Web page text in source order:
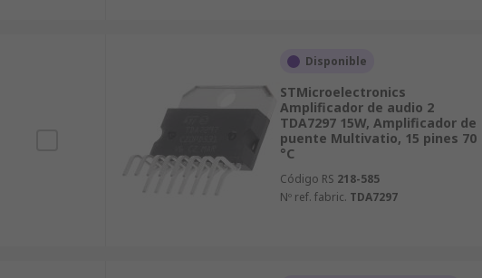
Disponible
STMicroelectronics
Amplificador de audio 2
TDA7297 15W, Amplificador de
puente Multivatio, 15 pines 70
°C
Código RS 218-585
Nº ref. fabric. TDA7297